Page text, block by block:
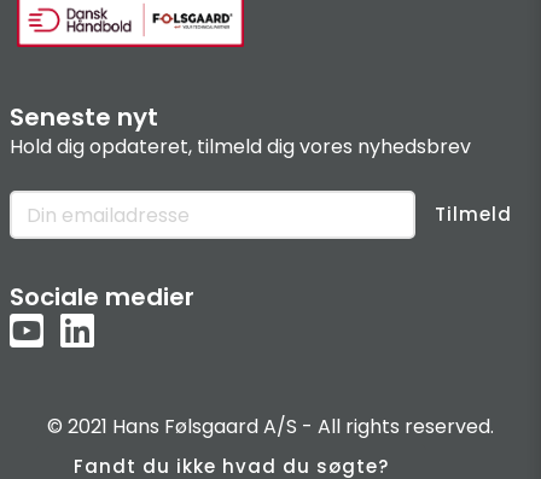
Seneste nyt
Hold dig opdateret, tilmeld dig vores nyhedsbrev
Tilmeld
Sociale medier
© 2021 Hans Følsgaard A/S - All rights reserved.
Fandt du ikke hvad du søgte?